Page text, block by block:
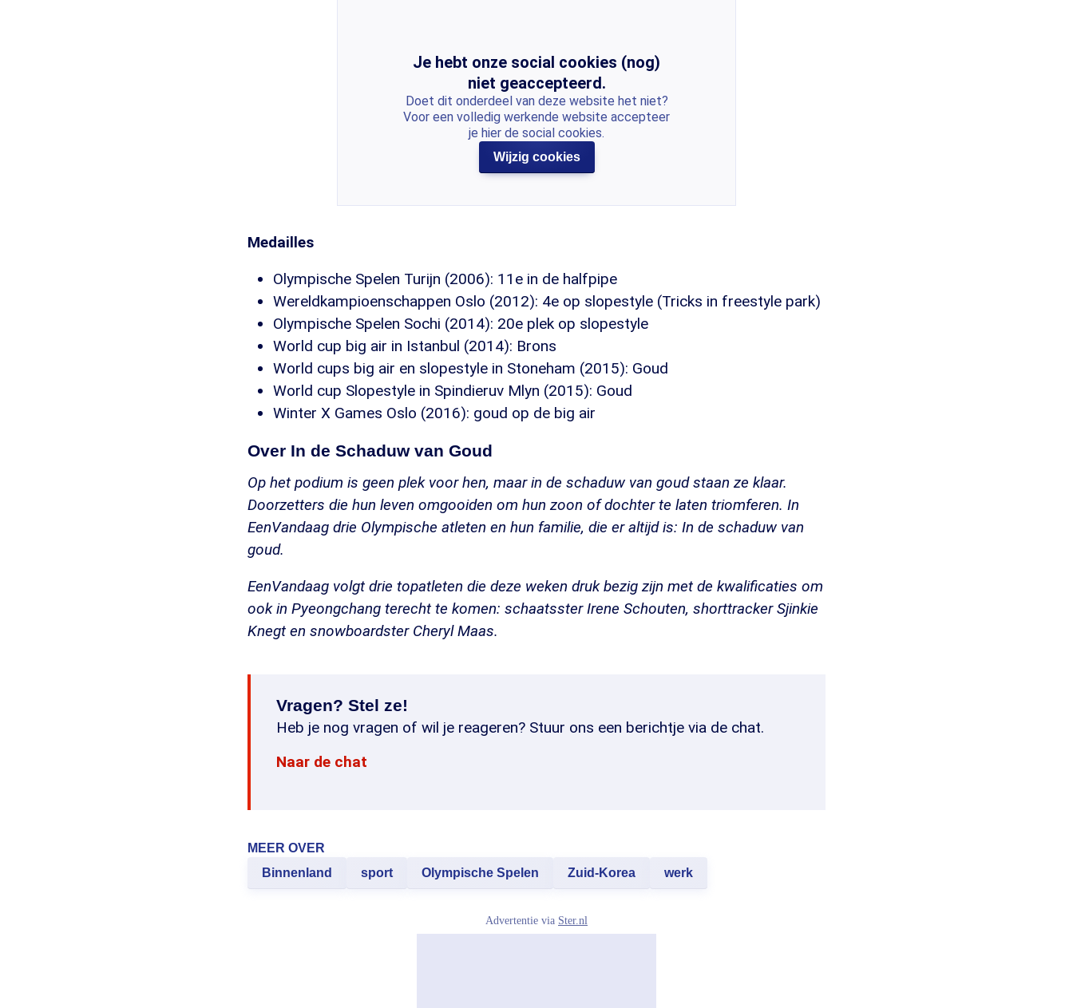
Je hebt onze social cookies (nog)
niet geaccepteerd.
Doet dit onderdeel van deze website het niet?
Voor een volledig werkende website accepteer
je hier de social cookies.
Wijzig cookies
Medailles
Olympische Spelen Turijn (2006): 11e in de halfpipe
Wereldkampioenschappen Oslo (2012): 4e op slopestyle (Tricks in freestyle park)
Olympische Spelen Sochi (2014): 20e plek op slopestyle
World cup big air in Istanbul (2014): Brons
World cups big air en slopestyle in Stoneham (2015): Goud
World cup Slopestyle in Spindieruv Mlyn (2015): Goud
Winter X Games Oslo (2016): goud op de big air
Over In de Schaduw van Goud
Op het podium is geen plek voor hen, maar in de schaduw van goud staan ze klaar.
Doorzetters die hun leven omgooiden om hun zoon of dochter te laten triomferen. In
EenVandaag drie Olympische atleten en hun familie, die er altijd is: In de schaduw van
goud.
EenVandaag volgt drie topatleten die deze weken druk bezig zijn met de kwalificaties om
ook in Pyeongchang terecht te komen: schaatsster Irene Schouten, shorttracker Sjinkie
Knegt en snowboardster Cheryl Maas.
Vragen? Stel ze!
Heb je nog vragen of wil je reageren? Stuur ons een berichtje via de chat.
Naar de chat
MEER OVER
Binnenland
sport Olympische Spelen Zuid-Korea werk
Advertentie via Ster.nl